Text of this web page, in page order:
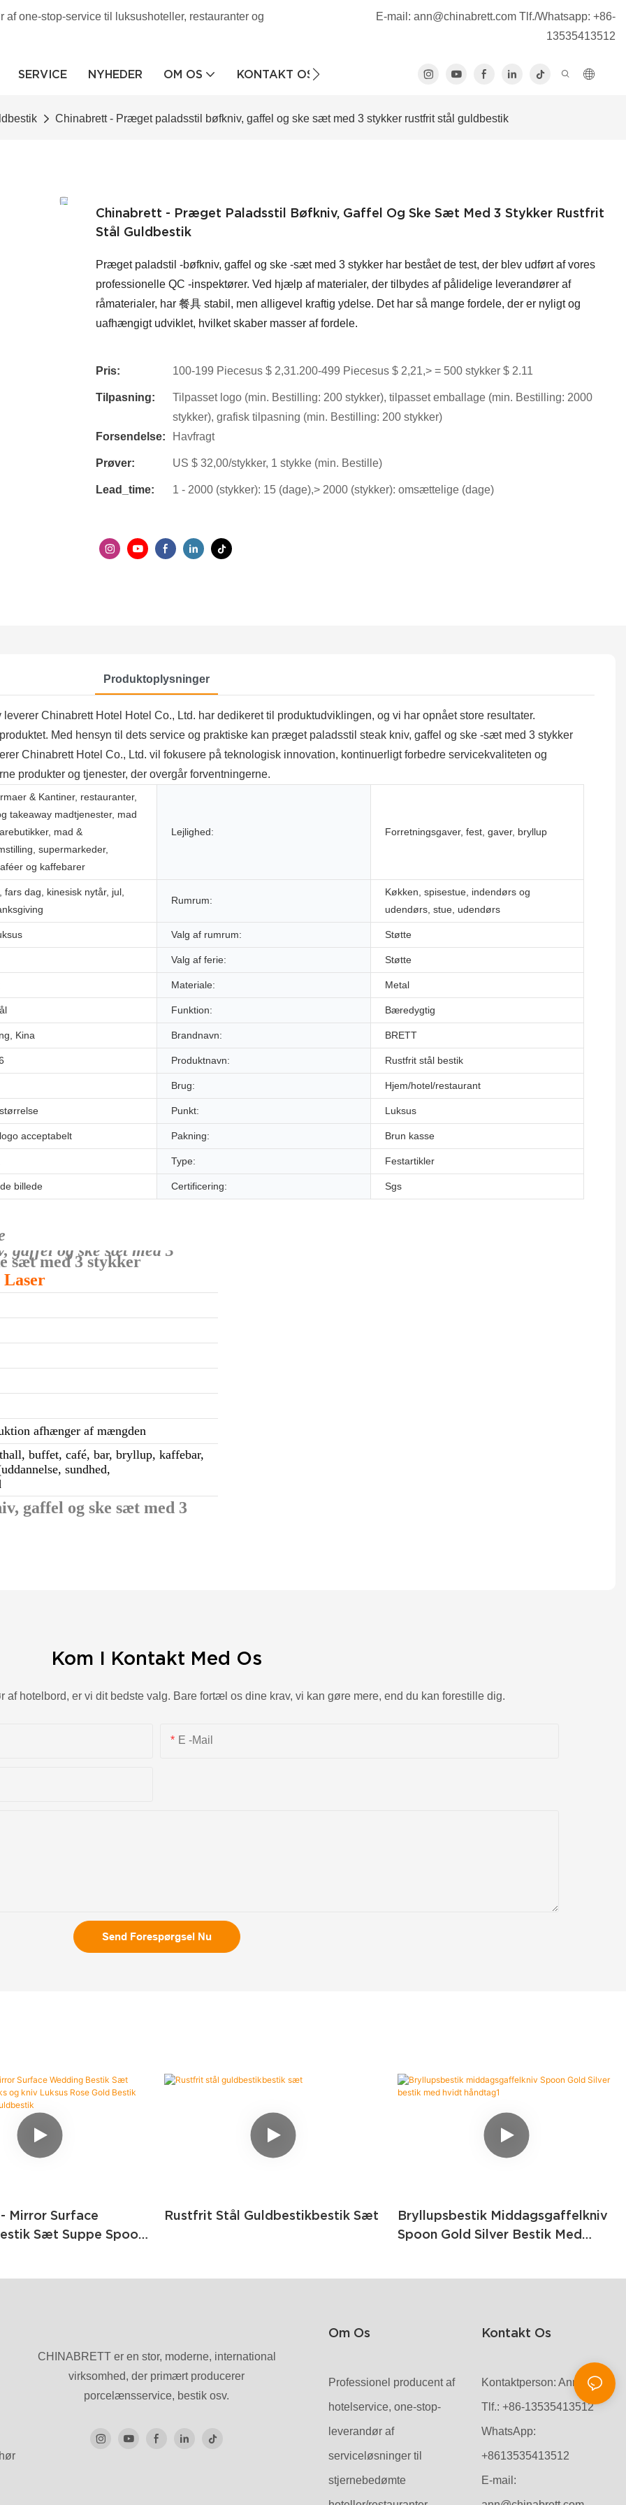
one-stop-service til luksushoteller, restauranter og
E-mail: ann@chinabrett.com Tlf./Whatsapp: +86-
13535413512
SERVICE NYHEDER OM OS KONTAKT OS
Chinabrett - Præget paladsstil bøfkniv, gaffel og ske sæt med 3 stykker rustfrit stål guldbestik
Chinabrett - Præget Paladsstil Bøfkniv, Gaffel Og Ske Sæt Med 3 Stykker Rustfrit
Stål Guldbestik
Præget paladstil -bøfkniv, gaffel og ske -sæt med 3 stykker har bestået de test, der blev udført af vores
professionelle QC -inspektører. Ved hjælp af materialer, der tilbydes af pålidelige leverandører af
råmaterialer, har 餐具 stabil, men alligevel kraftig ydelse. Det har så mange fordele, der er nyligt og
uafhængigt udviklet, hvilket skaber masser af fordele.
Pris: 100-199 Piecesus $ 2,31.200-499 Piecesus $ 2,21,> = 500 stykker $ 2.11
Tilpasning:
Tilpasset logo (min. Bestilling: 200 stykker), tilpasset emballage (min. Bestilling: 2000
stykker), grafisk tilpasning (min. Bestilling: 200 stykker)
Forsendelse:
Havfragt
Prøver: US $ 32,00/stykker, 1 stykke (min. Bestille)
Lead_time: 1 - 2000 (stykker): 15 (dage),> 2000 (stykker): omsættelige (dage)
Produktoplysninger
Chinabrett Hotel Hotel Co., Ltd. har dedikeret til produktudviklingen, og vi har opnået store resultater.
Med hensyn til dets service og praktiske kan præget paladsstil steak kniv, gaffel og ske -sæt med 3 stykker
Chinabrett Hotel Co., Ltd. vil fokusere på teknologisk innovation, kontinuerligt forbedre servicekvaliteten og
produkter og tjenester, der overgår forventningerne.
& Kantiner, restauranter,
takeaway madtjenester, mad
mad &
supermarkeder,
og kaffebarer
Lejlighed: Forretningsgaver, fest, gaver, bryllup
fars dag, kinesisk nytår, jul,
Rumrum:
Køkken, spisestue, indendørs og
udendørs, stue, udendørs
Valg af rumrum: Støtte
Valg af ferie: Støtte
Materiale: Metal
Funktion: Bæredygtig
Kina Brandnavn: BRETT
Produktnavn: Rustfrit stål bestik
Brug: Hjem/hotel/restaurant
Punkt: Luksus
acceptabelt Pakning: Brun kasse
Type: Festartikler
billede Certificering: Sgs
sæt med 3 stykker
Laser
afhænger af mængden
buffet, café, bar, bryllup, kaffebar,
sundhed,
kunder
Kom I Kontakt Med Os
af hotelbord, er vi dit bedste valg. Bare fortæl os dine krav, vi kan gøre mere, end du kan forestille dig.
E -mail
Send Forespørgsel Nu
Mirror Surface
Sæt Suppe Spoon
Rustfrit Stål Guldbestikbestik Sæt
Bryllupsbestik Middagsgaffelkniv
Spoon Gold Silver Bestik Med
CHINABRETT er en stor, moderne, international
virksomhed, der primært producerer
porcelænsservice, bestik osv.
Om Os
Professionel producent af
hotelservice, one-stop-
leverandør af
serviceløsninger til
stjernebedømte
Kontakt Os
Kontaktperson: Anna
Tlf.: +86-13535413512
WhatsApp:
+8613535413512
E-mail: